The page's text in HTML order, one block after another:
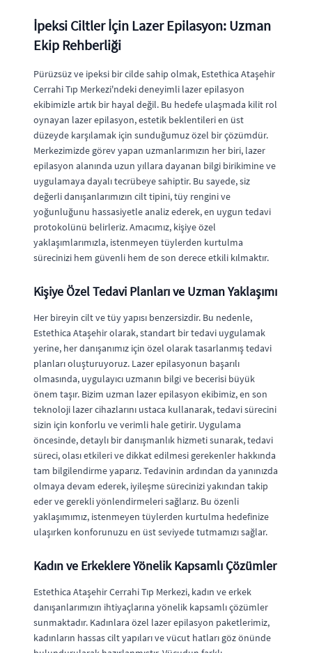
İpeksi Ciltler İçin Lazer Epilasyon: Uzman
Ekip Rehberliği
Pürüzsüz ve ipeksi bir cilde sahip olmak, Estethica Ataşehir
Cerrahi Tıp Merkezi'ndeki deneyimli lazer epilasyon
ekibimizle artık bir hayal değil. Bu hedefe ulaşmada kilit rol
oynayan lazer epilasyon, estetik beklentileri en üst
düzeyde karşılamak için sunduğumuz özel bir çözümdür.
Merkezimizde görev yapan uzmanlarımızın her biri, lazer
epilasyon alanında uzun yıllara dayanan bilgi birikimine ve
uygulamaya dayalı tecrübeye sahiptir. Bu sayede, siz
değerli danışanlarımızın cilt tipini, tüy rengini ve
yoğunluğunu hassasiyetle analiz ederek, en uygun tedavi
protokolünü belirleriz. Amacımız, kişiye özel
yaklaşımlarımızla, istenmeyen tüylerden kurtulma
sürecinizi hem güvenli hem de son derece etkili kılmaktır.
Kişiye Özel Tedavi Planları ve Uzman Yaklaşımı
Her bireyin cilt ve tüy yapısı benzersizdir. Bu nedenle,
Estethica Ataşehir olarak, standart bir tedavi uygulamak
yerine, her danışanımız için özel olarak tasarlanmış tedavi
planları oluşturuyoruz. Lazer epilasyonun başarılı
olmasında, uygulayıcı uzmanın bilgi ve becerisi büyük
önem taşır. Bizim uzman lazer epilasyon ekibimiz, en son
teknoloji lazer cihazlarını ustaca kullanarak, tedavi sürecini
sizin için konforlu ve verimli hale getirir. Uygulama
öncesinde, detaylı bir danışmanlık hizmeti sunarak, tedavi
süreci, olası etkileri ve dikkat edilmesi gerekenler hakkında
tam bilgilendirme yaparız. Tedavinin ardından da yanınızda
olmaya devam ederek, iyileşme sürecinizi yakından takip
eder ve gerekli yönlendirmeleri sağlarız. Bu özenli
yaklaşımımız, istenmeyen tüylerden kurtulma hedefinize
ulaşırken konforunuzu en üst seviyede tutmamızı sağlar.
Kadın ve Erkeklere Yönelik Kapsamlı Çözümler
Estethica Ataşehir Cerrahi Tıp Merkezi, kadın ve erkek
danışanlarımızın ihtiyaçlarına yönelik kapsamlı çözümler
sunmaktadır. Kadınlara özel lazer epilasyon paketlerimiz,
kadınların hassas cilt yapıları ve vücut hatları göz önünde